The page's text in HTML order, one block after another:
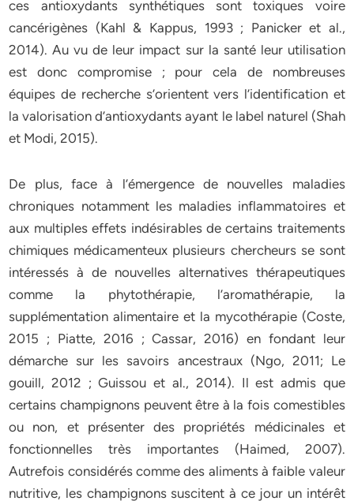
ces antioxydants synthétiques sont toxiques voire
cancérigènes (Kahl & Kappus, 1993 ; Panicker et al.,
2014). Au vu de leur impact sur la santé leur utilisation
est donc compromise ; pour cela de nombreuses
équipes de recherche s’orientent vers l’identification et
la valorisation d’antioxydants ayant le label naturel (Shah
et Modi, 2015).
De plus, face à l’émergence de nouvelles maladies
chroniques notamment les maladies inflammatoires et
aux multiples effets indésirables de certains traitements
chimiques médicamenteux plusieurs chercheurs se sont
intéressés à de nouvelles alternatives thérapeutiques
comme la phytothérapie, l’aromathérapie, la
supplémentation alimentaire et la mycothérapie (Coste,
2015 ; Piatte, 2016 ; Cassar, 2016) en fondant leur
démarche sur les savoirs ancestraux (Ngo, 2011; Le
gouill, 2012 ; Guissou et al., 2014). Il est admis que
certains champignons peuvent être à la fois comestibles
ou non, et présenter des propriétés médicinales et
fonctionnelles très importantes (Haimed, 2007).
Autrefois considérés comme des aliments à faible valeur
nutritive, les champignons suscitent à ce jour un intérêt